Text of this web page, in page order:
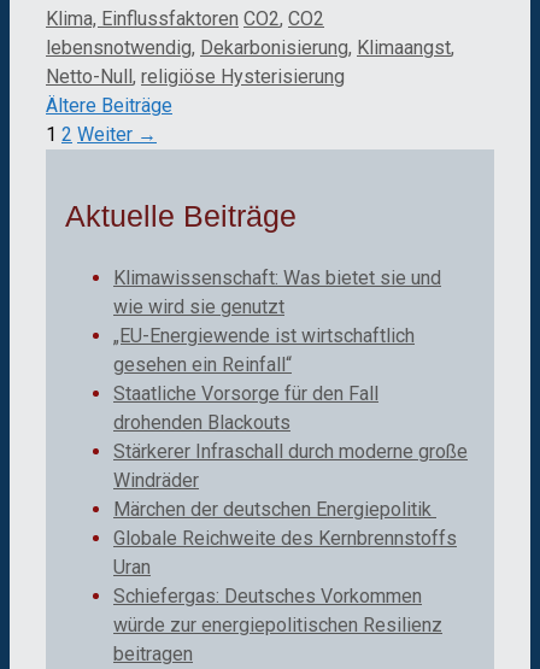
Kategorien
Klima, Einflussfaktoren Schlagwörter
CO2, CO2
lebensnotwendig, Dekarbonisierung, Klimaangst,
Netto-Null , religiöse Hysterisierung
Ältere Beiträge
Seite
1 Seite
2 Weiter →
Aktuelle Beiträge
Klimawissenschaft: Was bietet sie und
wie wird sie genutzt
„EU-Energiewende ist wirtschaftlich
gesehen ein Reinfall“
Staatliche Vorsorge für den Fall
drohenden Blackouts
Stärkerer Infraschall durch moderne große
Windräder
Märchen der deutschen Energiepolitik
Globale Reichweite des Kernbrennstoffs
Uran
Schiefergas: Deutsches Vorkommen
würde zur energiepolitischen Resilienz
beitragen